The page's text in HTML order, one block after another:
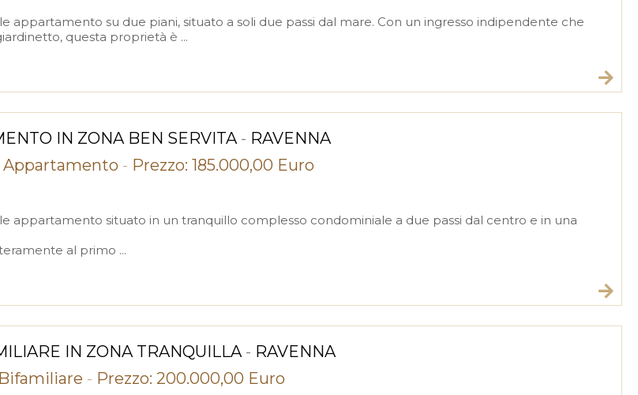
appartamento su due piani, situato a soli due passi dal mare. Con un ingresso indipendente che
questa proprietà è ...
IN ZONA BEN SERVITA - RAVENNA
Appartamento - Prezzo: 185.000,00 Euro
appartamento situato in un tranquillo complesso condominiale a due passi dal centro e in una
al primo ...
IN ZONA TRANQUILLA - RAVENNA
Bifamiliare - Prezzo: 200.000,00 Euro